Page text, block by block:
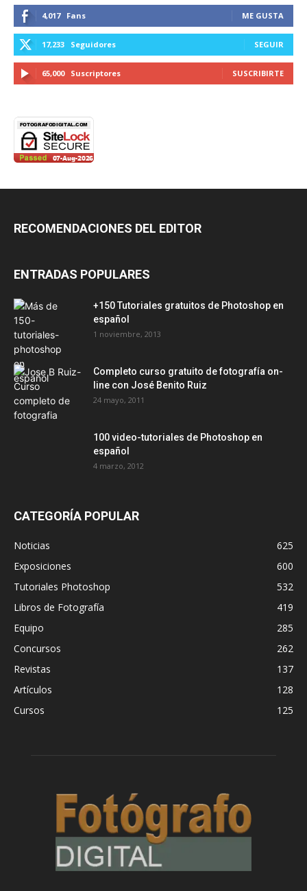
4,017 Fans ME GUSTA
17,233 Seguidores SEGUIR
65,000 Suscriptores SUSCRIBIRTE
RECOMENDACIONES DEL EDITOR
ENTRADAS POPULARES
+150 Tutoriales gratuitos de Photoshop en
español
1 noviembre, 2013
Completo curso gratuito de fotografía on-
line con José Benito Ruiz
24 mayo, 2011
100 video-tutoriales de Photoshop en
español
4 marzo, 2012
CATEGORÍA POPULAR
Noticias
625
Exposiciones
600
Tutoriales Photoshop
532
Libros de Fotografía
419
Equipo
285
Concursos
262
Revistas
137
Artículos
128
Cursos
125